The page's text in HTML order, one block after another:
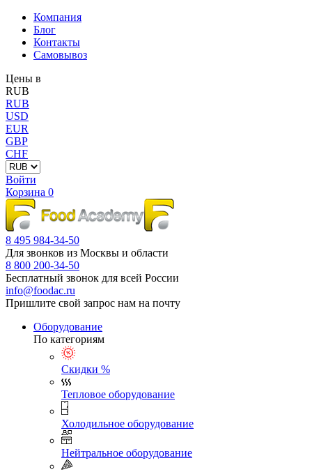
Компания
Блог
Контакты
Самовывоз
Цены в
RUB
RUB
USD
EUR
GBP
CHF
Войти
Корзина 0
8 495 984-34-50
Для звонков из Москвы и области
8 800 200-34-50
Бесплатный звонок для всей России
info@foodac.ru
Пришлите свой запрос нам на почту
Оборудование
По категориям
Скидки %
Тепловое оборудование
Холодильное оборудование
Нейтральное оборудование